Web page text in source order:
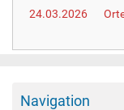
24.03.2026
Navigation